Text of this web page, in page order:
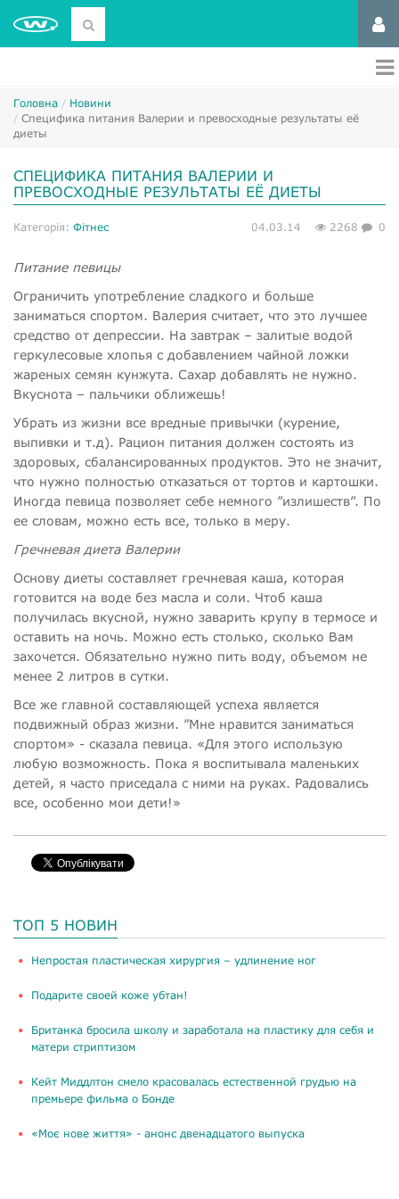
Головна
Новини
​Специфика питания Валерии и превосходные результаты её
диеты
​СПЕЦИФИКА ПИТАНИЯ ВАЛЕРИИ И
ПРЕВОСХОДНЫЕ РЕЗУЛЬТАТЫ ЕЁ ДИЕТЫ
Категорія: Фітнес 04.03.14 2268 0
Питание певицы
Ограничить употребление сладкого и больше
заниматься спортом. Валерия считает, что это лучшее
средство от депрессии. На завтрак – залитые водой
геркулесовые хлопья с добавлением чайной ложки
жареных семян кунжута. Сахар добавлять не нужно.
Вкуснота – пальчики оближешь!
Убрать из жизни все вредные привычки (курение,
выпивки и т.д). Рацион питания должен состоять из
здоровых, сбалансированных продуктов. Это не значит,
что нужно полностью отказаться от тортов и картошки.
Иногда певица позволяет себе немного ”излишеств”. По
ее словам, можно есть все, только в меру.
Гречневая диета Валерии
Основу диеты составляет гречневая каша, которая
готовится на воде без масла и соли. Чтоб каша
получилась вкусной, нужно заварить крупу в термосе и
оставить на ночь. Можно есть столько, сколько Вам
захочется. Обязательно нужно пить воду, объемом не
менее 2 литров в сутки.
Все же главной составляющей успеха является
подвижный образ жизни. ”Мне нравится заниматься
спортом» - сказала певица. «Для этого использую
любую возможность. Пока я воспитывала маленьких
детей, я часто приседала с ними на руках. Радовались
все, особенно мои дети!»
ТОП 5 НОВИН
​Непростая пластическая хирургия – удлинение ног
Подарите своей коже убтан!
Британка бросила школу и заработала на пластику для себя и
матери стриптизом
Кейт Миддлтон смело красовалась естественной грудью на
премьере фильма о Бонде
«Моє нове життя» - анонс двенадцатого выпуска